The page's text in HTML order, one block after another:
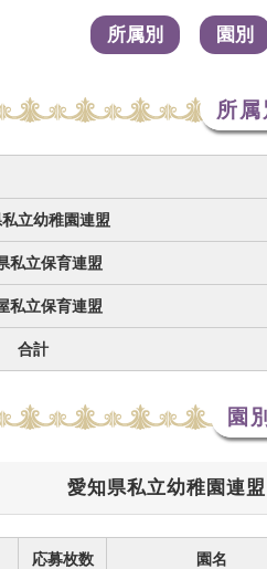
所属別 園別
所属
立幼稚園連盟
私立保育連盟
私立保育連盟
合計
園別
愛知県私立幼稚園連
応募枚数 園名